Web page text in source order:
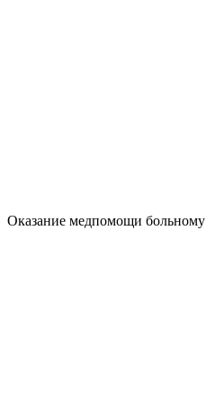
Оказание медпомощи больному